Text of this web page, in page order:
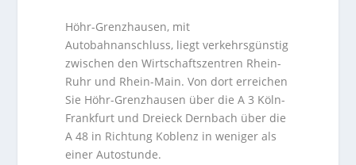
Höhr-Grenzhausen, mit
Autobahnanschluss, liegt verkehrsgünstig
zwischen den Wirtschaftszentren Rhein-
Ruhr und Rhein-Main. Von dort erreichen
Sie Höhr-Grenzhausen über die A 3 Köln-
Frankfurt und Dreieck Dernbach über die
A 48 in Richtung Koblenz in weniger als
einer Autostunde.